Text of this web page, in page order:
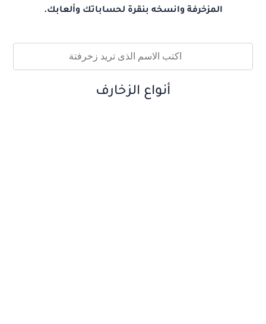
المزخرفة وانسخه بنقرة لحساباتك وألعابك.
أنواع الزخارف